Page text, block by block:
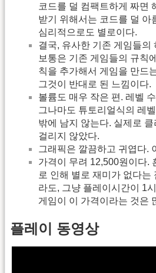
코드를 덜 컴팩트하게 짜면
받기 위해서는 코드를 덜 아
심리적으로도 별로이다.
결국, 유사한 기존 게임들의
보통은 기존 게임들의 규칙
칙을 추가해서 게임을 만드
그것이 반대로 된 느낌이다.
볼륨도 매우 작은 편. 레벨
그나마도 튜토리얼식의 레
밖에 남지 않는다. 실제로
걸리지 않았다.
그래픽은 깔끔하고 귀엽다.
가격이 무려 12,500원이다.
로 인해 별로 재미가 없다는
라도, 그냥 플레이시간이 1
게임이 이 가격이라는 것은
플레이 동영상